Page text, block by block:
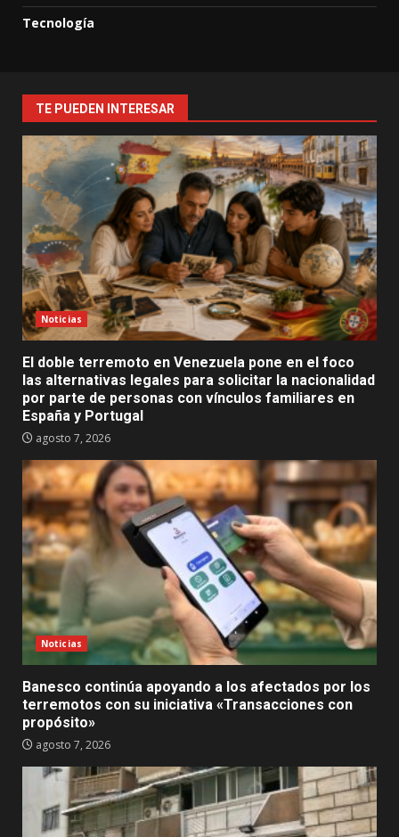
Tecnología
TE PUEDEN INTERESAR
Noticias
El doble terremoto en Venezuela pone en el foco
las alternativas legales para solicitar la nacionalidad
por parte de personas con vínculos familiares en
España y Portugal
agosto 7, 2026
Noticias
Banesco continúa apoyando a los afectados por los
terremotos con su iniciativa «Transacciones con
propósito»
agosto 7, 2026